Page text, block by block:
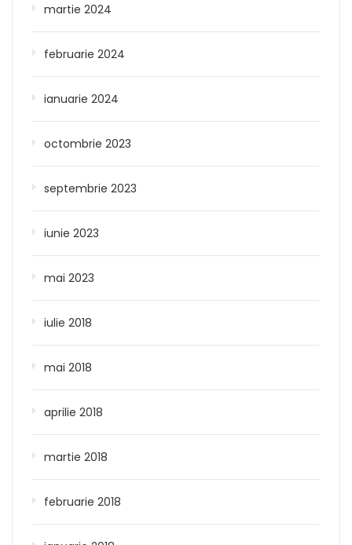
martie 2024
februarie 2024
ianuarie 2024
octombrie 2023
septembrie 2023
iunie 2023
mai 2023
iulie 2018
mai 2018
aprilie 2018
martie 2018
februarie 2018